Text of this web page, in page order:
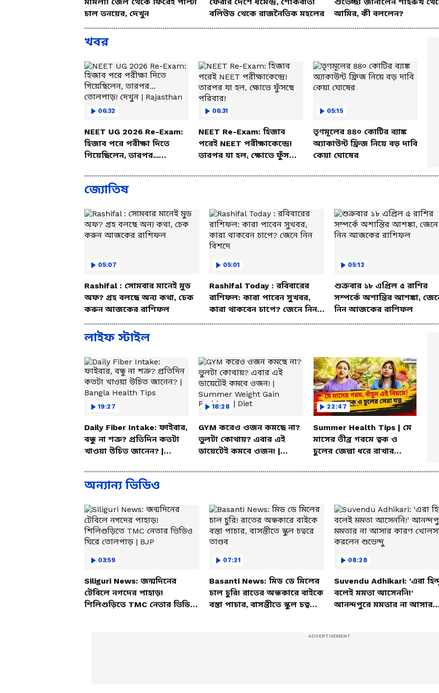
মামলা! জেল থেকে ফিরেই পাল্টা
চাল তনয়ের, দেখুন
ফেরার দেশে ধর্মেন্দ্র, শোকবার্তা
বলিউড থেকে রাজনৈতিক মহলের
শুভেচ্ছা জানালেন শাহরুখ
আমির, কী বললেন?
খবর
06:32
NEET UG 2026 Re-Exam:
হিজাব পরে পরীক্ষা দিতে
গিয়েছিলেন, তারপর...
Rajasthan
06:31
NEET Re-Exam: হিজাব
পরেই NEET পরীক্ষাকেন্দ্রে!
তারপর যা হল, ক্ষোভে ফুঁসছে
05:15
তৃণমূলের ৪৪০ কোটির ব্যাঙ্ক
অ্যাকাউন্ট ফ্রিজ নিয়ে বড় দাবি
কেয়া ঘোষের
জ্যোতিষ
05:07
Rashifal : সোমবার মানেই মুড
অফ? গ্রহ বলছে অন্য কথা, চেক
করুন আজকের রাশিফল
05:01
Rashifal Today : রবিবারের
রাশিফল: কারা পাবেন সুখবর,
কারা থাকবেন চাপে? জেনে নিন
05:12
শুক্রবার ১৮ এপ্রিল ৫ রাশির
সম্পর্কে অশান্তির আশঙ্কা,
নিন আজকের রাশিফল
লাইফ স্টাইল
19:27
Daily Fiber Intake: ফাইবার,
বন্ধু না শত্রু? প্রতিদিন কতটা
খাওয়া উচিত জানেন? |
18:28
GYM করেও ওজন কমছে না?
ভুলটা কোথায়? এবার এই
ডায়েটেই কমবে ওজন! |
Problem | Diet
22:47
Summer Health Tips | মে
মাসের তীব্র গরমে ত্বক ও
চুলের জেল্লা ধরে রাখার
অন্যান্য ভিডিও
03:59
Siliguri News: জন্মদিনের
টেবিলে নগদের পাহাড়!
শিলিগুড়িতে TMC নেতার ভিডিও
07:21
Basanti News: মিড ডে মিলের
চাল চুরি! রাতের অন্ধকারে বাইকে
বস্তা পাচার, বাসন্তীতে স্কুল চত্বরে
08:28
Suvendu Adhikari: ‘এরা
বলেই মমতা আসেননি!’
আনন্দপুরে মমতার না আসার